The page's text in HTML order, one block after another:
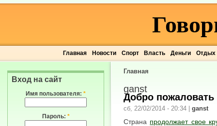
Главная Новости Спорт Власть Деньги Отдых
Главная
ganst
Добро
сб, 22/02/2014 - 20:34 | ganst
Страна продолжает свое
Вход на сайт
Имя пользователя: *
Пароль: *